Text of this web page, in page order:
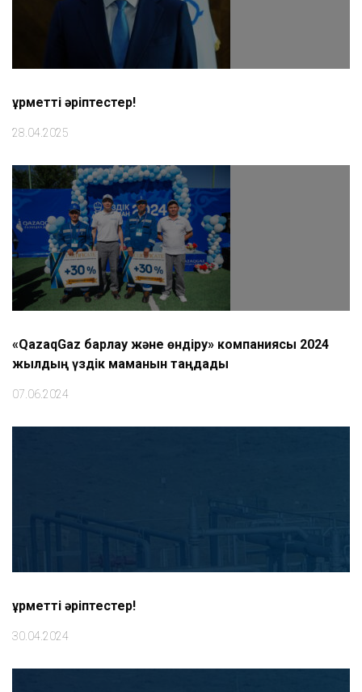
Құрметті әріптестер!
28.04.2025
«QazaqGaz барлау және өндіру» компаниясы 2024
жылдың үздік маманын таңдады
07.06.2024
Құрметті әріптестер!
30.04.2024